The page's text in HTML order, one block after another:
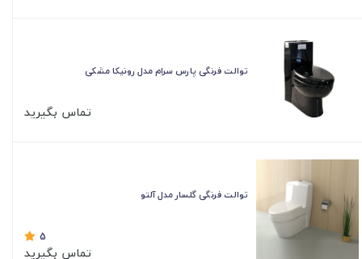
توالت فرنگی پارس سرام مدل رونیکا مشکی
تماس بگیرید
توالت فرنگی گلسار مدل آلتو
5
تماس بگیرید